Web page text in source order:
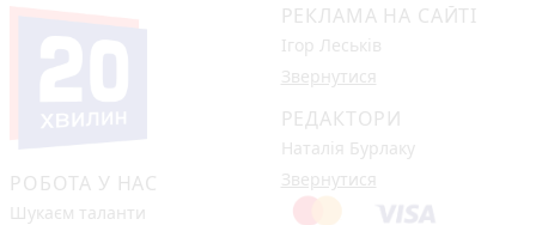
РОБОТА У НАС
Шукаєм таланти
РЕКЛАМА НА САЙТІ
Ігор Леськів
Звернутися
РЕДАКТОРИ
Наталія Бурлаку
Звернутися